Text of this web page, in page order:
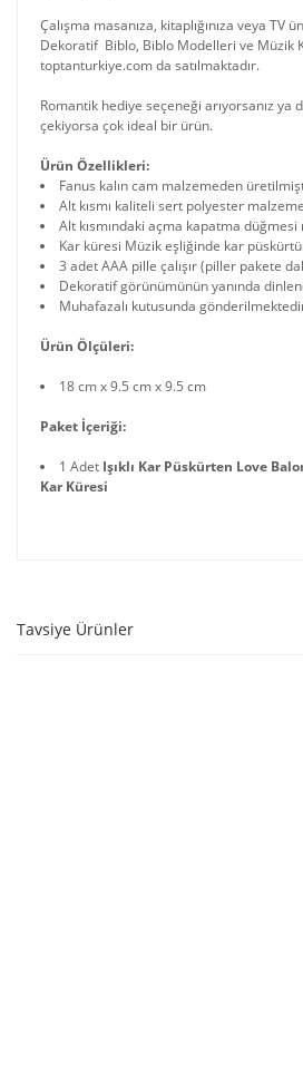
Çalışma masanıza, kitaplığınıza veya TV
Dekoratif Biblo, Biblo Modelleri ve Müzik
toptanturkiye.com da satılmaktadır.
Romantik hediye seçeneği arıyorsanız ya
çekiyorsa çok ideal bir ürün.
Ürün Özellikleri:
Fanus kalın cam malzemeden
Alt kısmı kaliteli sert polyester
Alt kısmındaki açma kapatma
Kar küresi Müzik eşliğinde kar
3 adet AAA pille çalışır (piller pakete
Dekoratif görünümünün yanında
Muhafazalı kutusunda
Ürün Ölçüleri:
18 cm x 9.5 cm x 9.5 cm
Paket İçeriği:
1 Adet Işıklı Kar Püskürten Love
Kar Küresi
Tavsiye Ürünler